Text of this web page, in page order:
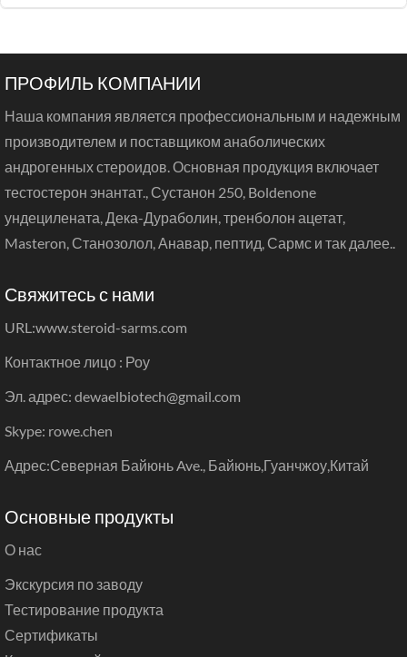
ПРОФИЛЬ КОМПАНИИ
Наша компания является профессиональным и надежным
производителем и поставщиком анаболических
андрогенных стероидов. Основная продукция включает
тестостерон энантат., Сустанон 250, Boldenone
ундецилената, Дека-Дураболин, тренболон ацетат,
Masteron, Станозолол, Анавар, пептид, Сармс и так далее..
Свяжитесь с нами
URL:www.steroid-sarms.com
Контактное лицо : Роу
Эл. адрес: dewaelbiotech@gmail.com
Skype: rowe.chen
Адрес:Северная Байюнь Ave., Байюнь,Гуанчжоу,Китай
Основные продукты
О нас
Экскурсия по заводу
Тестирование продукта
Сертификаты